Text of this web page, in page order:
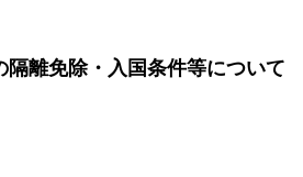
離免除・入国条件等について